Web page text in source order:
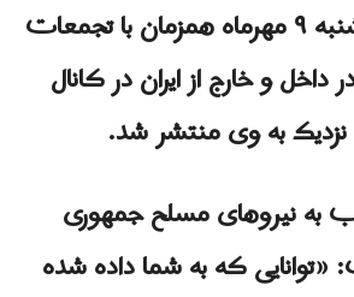
روز شنبه ۹ مهرماه همزمان با تجمعات
و خارج از ایران در کانال
به وی منتشر شد.
به نیروهای مسلح جمهوری
که به شما داده شده